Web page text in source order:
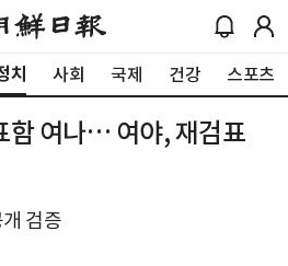
치 사회 국제 건강 스포츠
함 여나… 여야, 재검표
검증